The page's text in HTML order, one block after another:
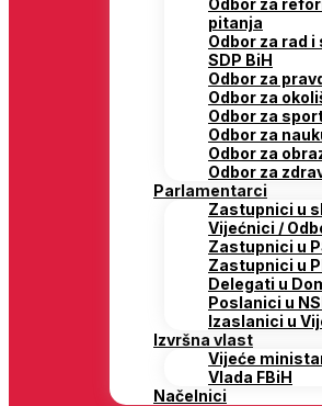
Odbor za
pitanja
Odbor za rad
SDP BiH
Odbor za
Odbor za
Odbor za
Odbor za
Odbor za
Odbor za
Parlamentarci
Zastupnici u
Vijećnici /
Zastupnici u
Zastupnici u
Delegati u
Poslanici u
Izaslanici u
Izvršna vlast
Vijeće
Vlada FBiH
Načelnici